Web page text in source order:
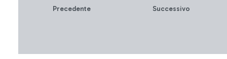
Precedente Successivo